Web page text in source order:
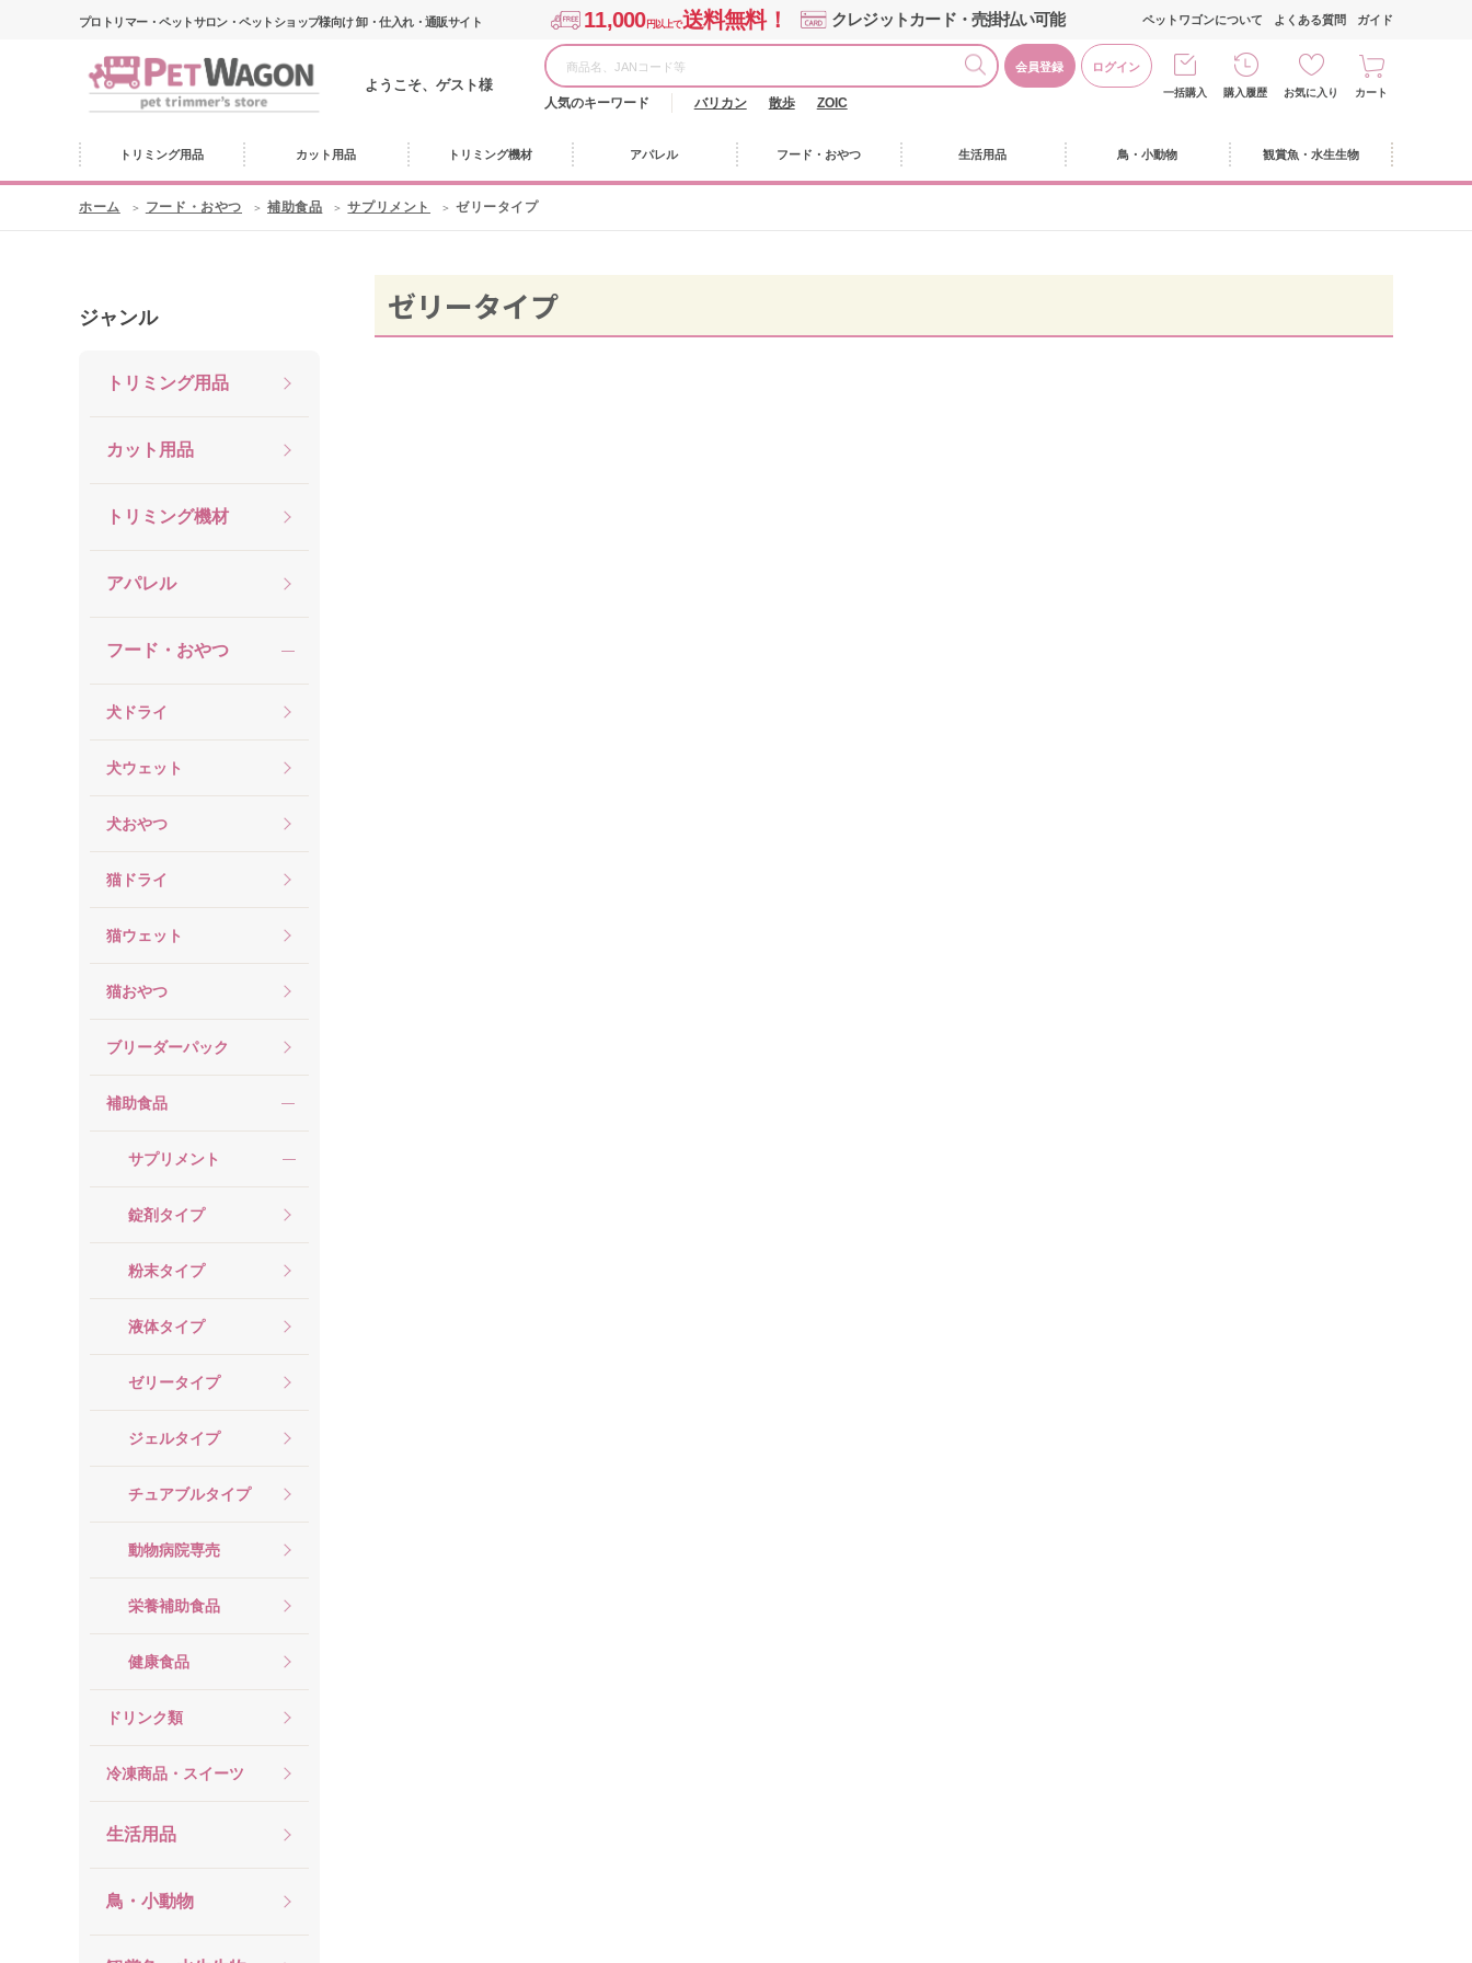
プロトリマー・ペットサロン・ペットショップ様向け 卸・仕入れ・通販サイト 11,000円以上で送料無料！ クレジットカード・売掛払い可能
ようこそ、ゲスト様
会員登録 ログイン
人気のキーワード バリカン 散歩 ZOIC
ペットワゴンについて よくある質問 ガイド
一括購入 購入履歴 お気に入り カート
トリミング用品 カット用品 トリミング機材 アパレル フード・おやつ 生活用品 鳥・小動物 観賞魚・水生生物
ホーム フード・おやつ 補助食品 サプリメント ゼリータイプ
ジャンル
トリミング用品
カット用品
トリミング機材
アパレル
フード・おやつ
犬ドライ
犬ウェット
犬おやつ
猫ドライ
猫ウェット
猫おやつ
ブリーダーパック
補助食品
サプリメント
錠剤タイプ
粉末タイプ
液体タイプ
ゼリータイプ
ジェルタイプ
チュアブルタイプ
動物病院専売
栄養補助食品
健康食品
ドリンク類
冷凍商品・スイーツ
生活用品
鳥・小動物
ゼリータイプ